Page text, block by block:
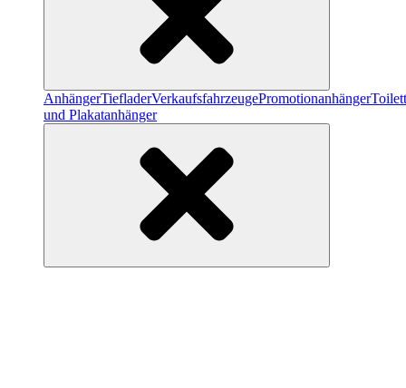
AnhängerTiefladerVerkaufsfahrzeugePromotionanhänger
und Plakatanhänger